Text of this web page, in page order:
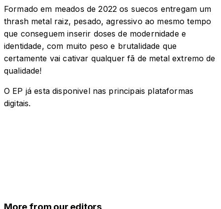
Formado em meados de 2022 os suecos entregam um
thrash metal raiz, pesado, agressivo ao mesmo tempo
que conseguem inserir doses de modernidade e
identidade, com muito peso e brutalidade que
certamente vai cativar qualquer fã de metal extremo de
qualidade!
O EP já esta disponivel nas principais plataformas
digitais.
More from our editors